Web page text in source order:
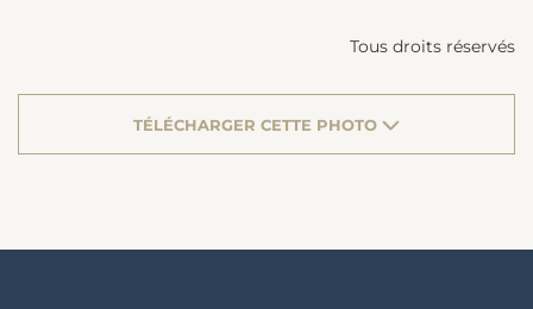
Tous droits réservés
TÉLÉCHARGER CETTE PHOTO